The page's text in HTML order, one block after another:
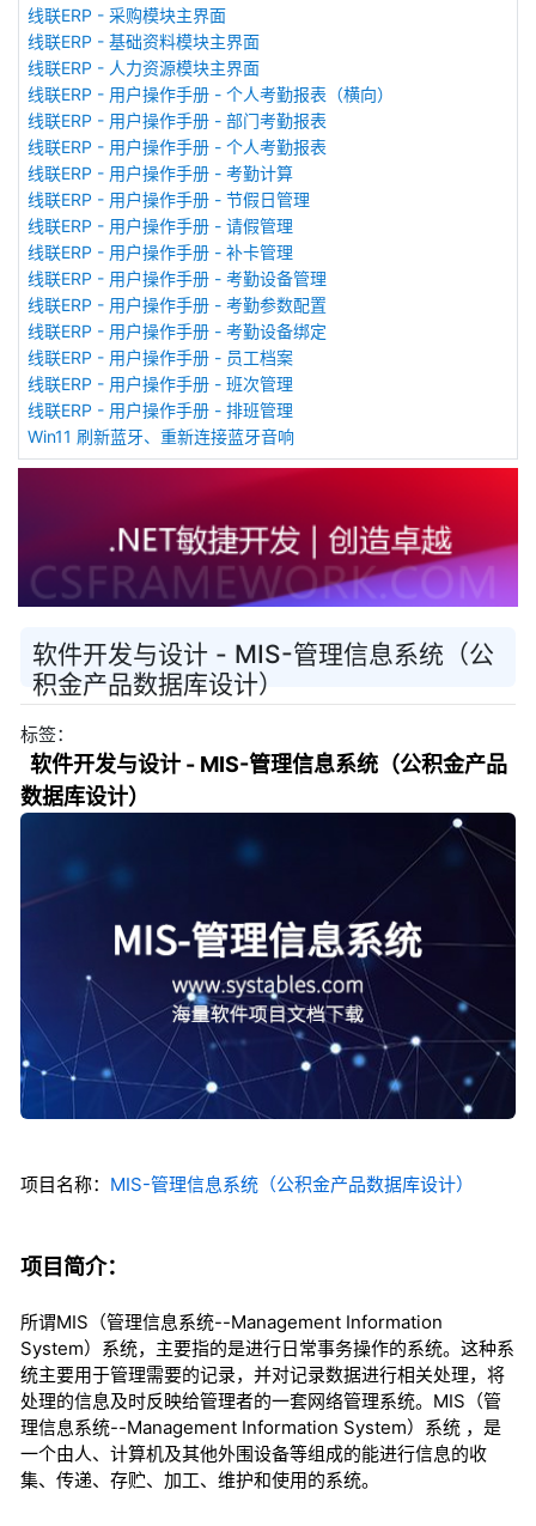
线联ERP - 采购模块主界面
线联ERP - 基础资料模块主界面
线联ERP - 人力资源模块主界面
线联ERP - 用户操作手册 - 个人考勤报表（横向）
线联ERP - 用户操作手册 - 部门考勤报表
线联ERP - 用户操作手册 - 个人考勤报表
线联ERP - 用户操作手册 - 考勤计算
线联ERP - 用户操作手册 - 节假日管理
线联ERP - 用户操作手册 - 请假管理
线联ERP - 用户操作手册 - 补卡管理
线联ERP - 用户操作手册 - 考勤设备管理
线联ERP - 用户操作手册 - 考勤参数配置
线联ERP - 用户操作手册 - 考勤设备绑定
线联ERP - 用户操作手册 - 员工档案
线联ERP - 用户操作手册 - 班次管理
线联ERP - 用户操作手册 - 排班管理
Win11 刷新蓝牙、重新连接蓝牙音响
软件开发与设计 - MIS-管理信息系统（公
积金产品数据库设计）
标签：
软件开发与设计 - MIS-管理信息系统（公积金产品
数据库设计）
项目名称： MIS-管理信息系统（公积金产品数据库设计）
项目简介：
所谓MIS（管理信息系统--Management Information
System）系统，主要指的是进行日常事务操作的系统。这种系
统主要用于管理需要的记录，并对记录数据进行相关处理，将
处理的信息及时反映给管理者的一套网络管理系统。MIS（管
理信息系统--Management Information System）系统 ，是
一个由人、计算机及其他外围设备等组成的能进行信息的收
集、传递、存贮、加工、维护和使用的系统。